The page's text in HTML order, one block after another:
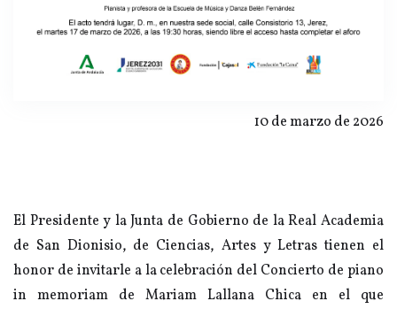
10 de marzo de 2026
El Presidente y la Junta de Gobierno de la Real Academia
de San Dionisio, de Ciencias, Artes y Letras tienen el
honor de invitarle a la celebración del Concierto de piano
in memoriam de Mariam Lallana Chica en el que